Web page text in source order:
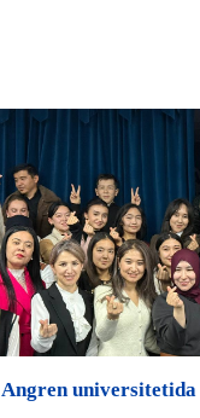
Angren